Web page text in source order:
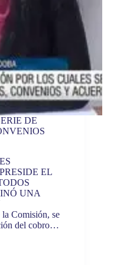
DE
EL
UNA
Comisión, se
del cobro…